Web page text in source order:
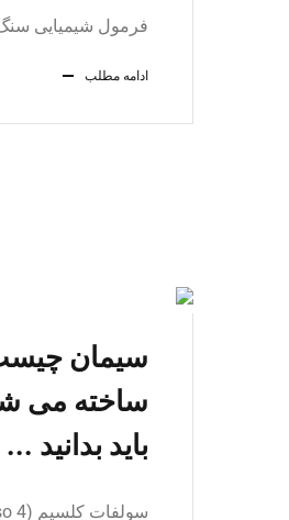
فرمول شیمیایی
ادامه مطلب
سیمان
ساخته می
باید بدانید ...